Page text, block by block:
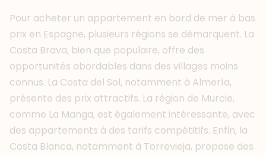
Pour acheter un appartement en bord de mer à bas
prix en Espagne, plusieurs régions se démarquent. La
Costa Brava, bien que populaire, offre des
opportunités abordables dans des villages moins
connus. La Costa del Sol, notamment à Almería,
présente des prix attractifs. La région de Murcie,
comme La Manga, est également intéressante, avec
des appartements à des tarifs compétitifs. Enfin, la
Costa Blanca, notamment à Torrevieja, propose des